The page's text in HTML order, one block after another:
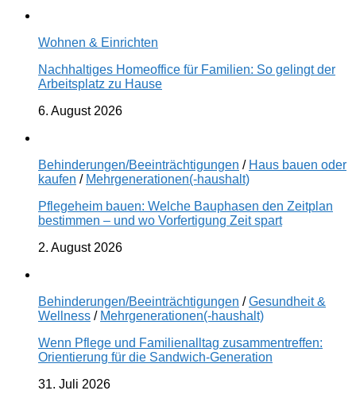
Wohnen & Einrichten
Nachhaltiges Homeoffice für Familien: So gelingt der
Arbeitsplatz zu Hause
6. August 2026
Behinderungen/Beeinträchtigungen / Haus bauen oder
kaufen / Mehrgenerationen(-haushalt)
Pflegeheim bauen: Welche Bauphasen den Zeitplan
bestimmen – und wo Vorfertigung Zeit spart
2. August 2026
Behinderungen/Beeinträchtigungen /Gesundheit &
Wellness / Mehrgenerationen(-haushalt)
Wenn Pflege und Familienalltag zusammentreffen:
Orientierung für die Sandwich-Generation
31. Juli 2026